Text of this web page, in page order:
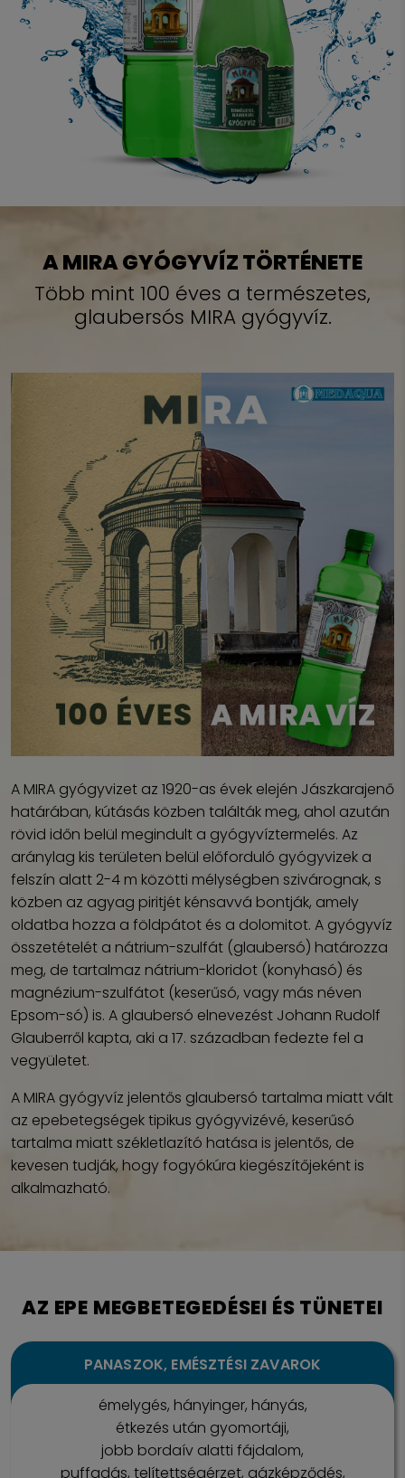
A MIRA GYÓGYVÍZ TÖRTÉNETE
Több mint 100 éves a természetes,
glaubersós MIRA gyógyvíz.
A MIRA gyógyvizet az 1920-as évek elején Jászkarajenő
határában, kútásás közben találták meg, ahol azután
rövid időn belül megindult a gyógyvíztermelés. Az
aránylag kis területen belül előforduló gyógyvizek a
felszín alatt 2-4 m közötti mélységben szivárognak, s
közben az agyag piritjét kénsavvá bontják, amely
oldatba hozza a földpátot és a dolomitot. A gyógyvíz
összetételét a nátrium-szulfát (glaubersó) határozza
meg, de tartalmaz nátrium-kloridot (konyhasó) és
magnézium-szulfátot (keserűsó, vagy más néven
Epsom-só) is. A glaubersó elnevezést Johann Rudolf
Glauberről kapta, aki a 17. században fedezte fel a
vegyületet.
A MIRA gyógyvíz jelentős glaubersó tartalma miatt vált
az epebetegségek tipikus gyógyvizévé, keserűsó
tartalma miatt székletlazító hatása is jelentős, de
kevesen tudják, hogy fogyókúra kiegészítőjeként is
alkalmazható.
AZ EPE MEGBETEGEDÉSEI ÉS TÜNETEI
PANASZOK, EMÉSZTÉSI ZAVAROK
émelygés, hányinger, hányás,
étkezés után gyomortáji,
jobb bordaív alatti fájdalom,
puffadás, telítettségérzet, gázképződés,